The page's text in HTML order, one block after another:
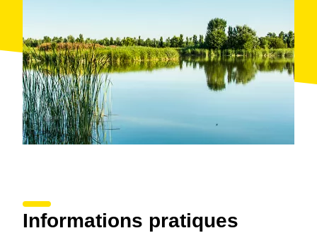
Informations pratiques